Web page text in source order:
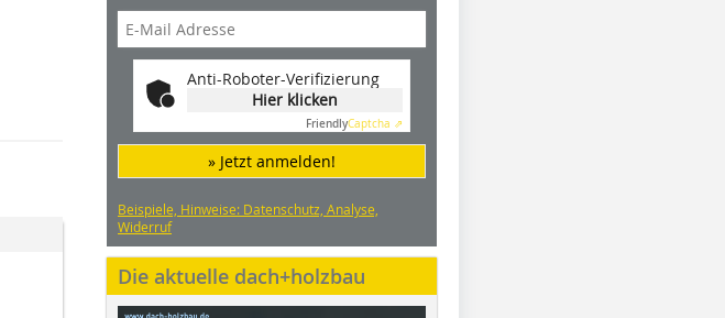
Anti-Roboter-Verifizierung
Hier klicken
FriendlyCaptcha ⇗
» Jetzt anmelden!
Beispiele, Hinweise: Datenschutz, Analyse,
Widerruf
Die aktuelle dach+holzbau